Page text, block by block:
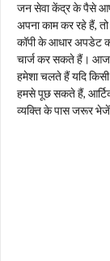
जन सेवा केंद्र के पैसे
अपना काम कर रहे हैं,
कॉपी के आधार अपडेट
चार्ज कर सकते हैं। आज
हमेशा चलते हैं यदि
हमसे पूछ सकते हैं,
व्यक्ति के पास जरूर भेजें